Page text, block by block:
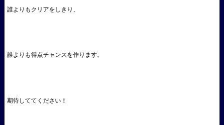
誰よりもクリアをしきり、
誰よりも得点チャンスを作ります。
期待しててください！